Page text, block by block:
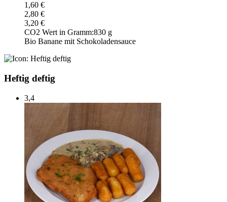
1,60 €
2,80 €
3,20 €
CO2 Wert in Gramm:830 g
Bio Banane mit Schokoladensauce
Heftig deftig
3,4